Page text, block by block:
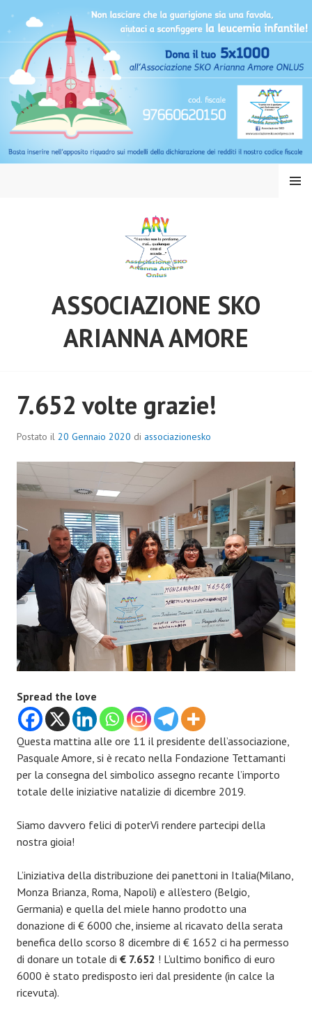
contenuto
ASSOCIAZIONE SKO
ARIANNA AMORE
MENU
7.652 volte grazie!
Postato il 20 Gennaio 2020 di associazionesko
Spread the love
Questa mattina alle ore 11 il presidente dell’associazione,
Pasquale Amore, si è recato nella Fondazione Tettamanti
per la consegna del simbolico assegno recante l’importo
totale delle iniziative natalizie di dicembre 2019.
Siamo davvero felici di poterVi rendere partecipi della
nostra gioia!
L’iniziativa della distribuzione dei panettoni in Italia(Milano,
Monza Brianza, Roma, Napoli) e all’estero (Belgio,
Germania) e quella del miele hanno prodotto una
donazione di € 6000 che, insieme al ricavato della serata
benefica dello scorso 8 dicembre di € 1652 ci ha permesso
di donare un totale di € 7.652 ! L’ultimo bonifico di euro
6000 è stato predisposto ieri dal presidente (in calce la
ricevuta).